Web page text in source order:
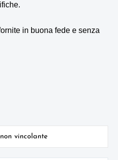
in buona fede e senza
vincolante